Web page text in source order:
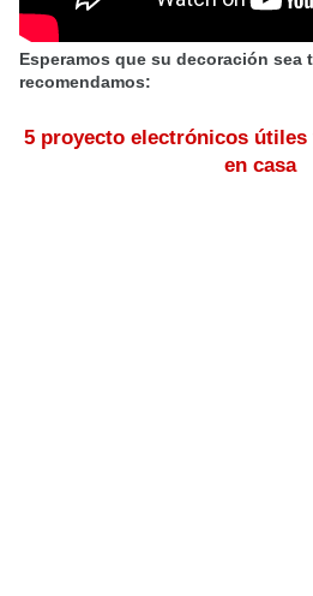
Esperamos que su decoración sea
recomendamos:
5 proyecto electrónicos
en casa